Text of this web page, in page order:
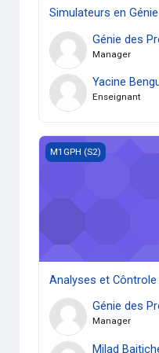
Simulateurs en
Génie des
Manager
Yacine
Enseignant
Analyses et Côntrole
M1GPH (S2)
Analyses et
Génie des
Manager
Milad